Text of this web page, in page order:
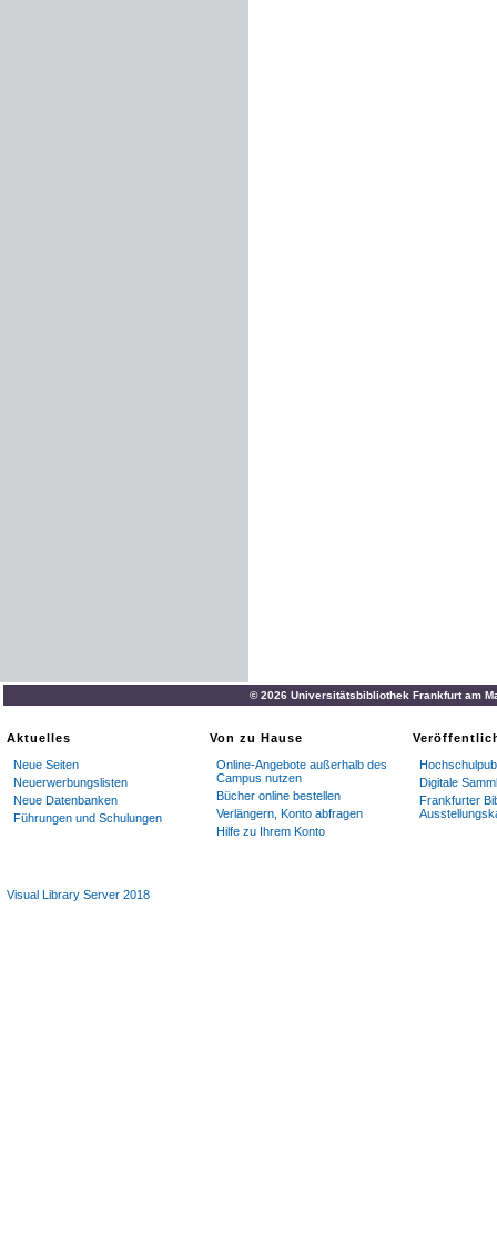
© 2026 Universitätsbibliothek Frankfurt am
Aktuelles
Neue Seiten
Neuerwerbungslisten
Neue Datenbanken
Führungen und Schulungen
Von zu Hause
Online-Angebote außerhalb des
Campus nutzen
Bücher online bestellen
Verlängern, Konto abfragen
Hilfe zu Ihrem Konto
Digitale
Frankfurter
Visual Library Server 2018